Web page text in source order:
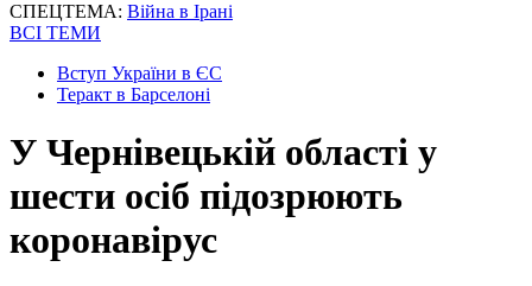
СПЕЦТЕМА: Війна в Ірані
ВСІ ТЕМИ
Вступ України в ЄС
Теракт в Барселоні
У Чернівецькій області у
шести осіб підозрюють
коронавірус